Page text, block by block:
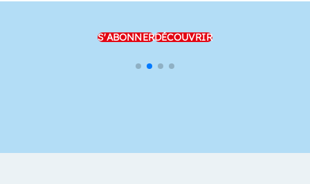
S'ABONNERDÉCOUVRIR